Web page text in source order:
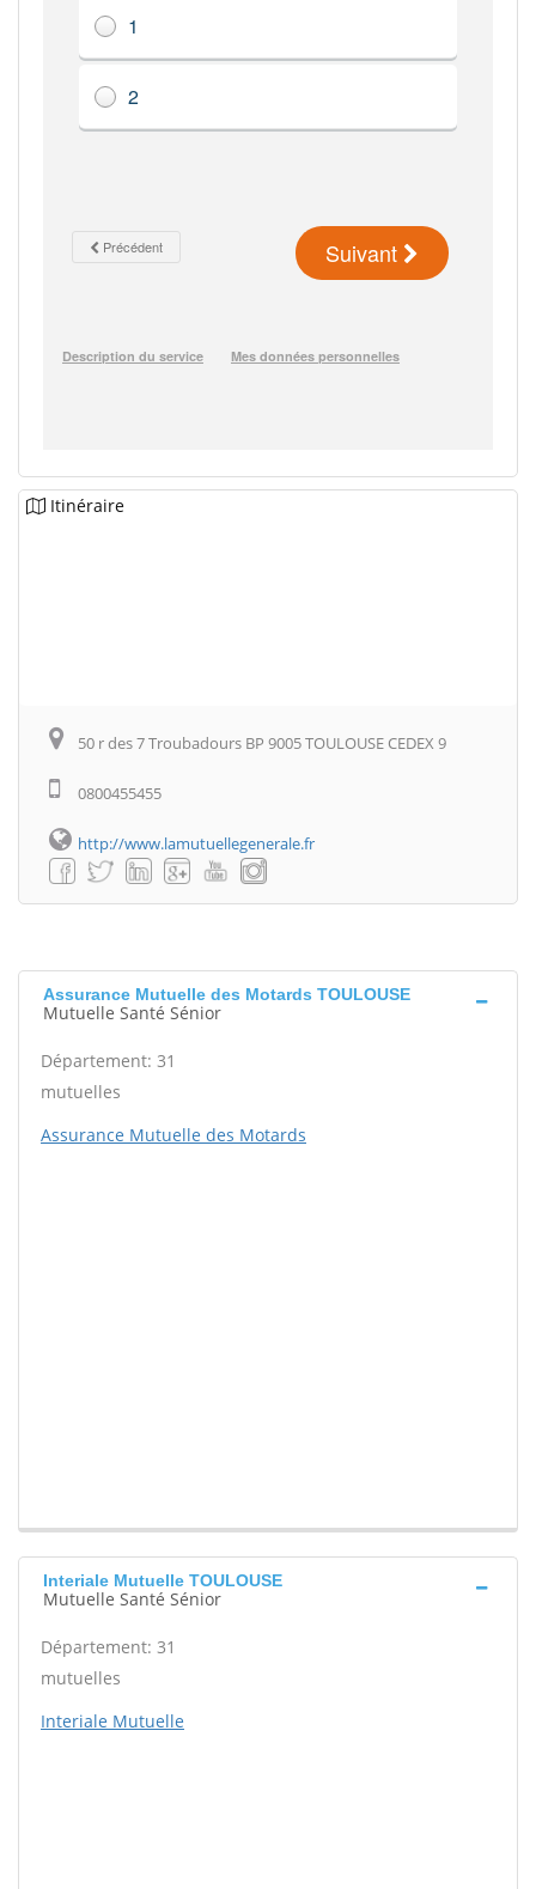
Itinéraire
50 r des 7 Troubadours BP 9005 TOULOUSE CEDEX 9
0800455455
http://www.lamutuellegenerale.fr
Assurance Mutuelle des Motards TOULOUSE
Mutuelle Santé Sénior
Département: 31
mutuelles
Assurance Mutuelle des Motards
Interiale Mutuelle TOULOUSE
Mutuelle Santé Sénior
Département: 31
mutuelles
Interiale Mutuelle